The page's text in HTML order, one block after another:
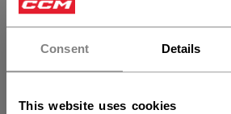
Consent Details
This website uses cookies
Vous souhaitez
produits aux
Politique de livraison